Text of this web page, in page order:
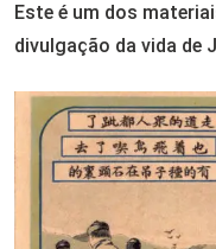
Este é um dos
divulgação da vida de